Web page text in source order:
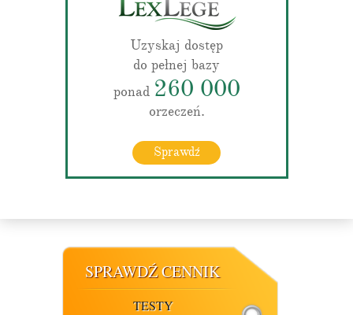
Uzyskaj dostęp
do pełnej bazy
ponad 260 000
orzeczeń.
Sprawdź
SPRAWDŹ CENNIK
TESTY